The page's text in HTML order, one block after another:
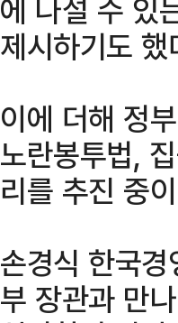
에 나설 수 있
제시하기도 했
이에 더해 정
노란봉투법,
리를 추진 중
손경식 한국
부 장관과 만